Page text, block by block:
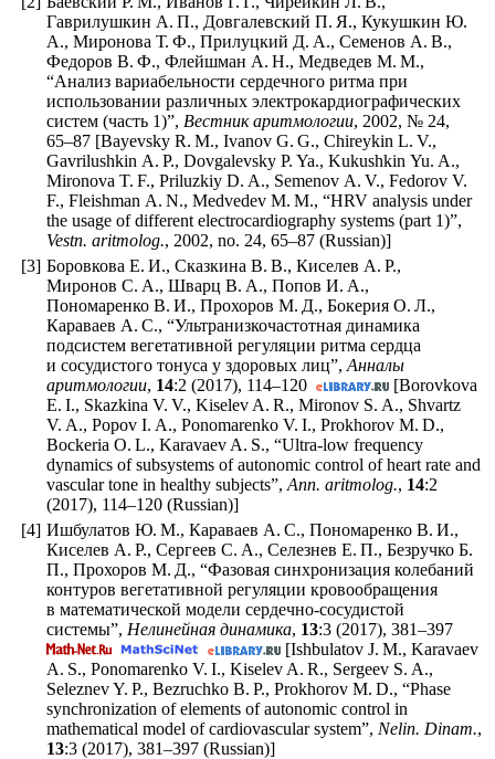
Гаврилушкин А. П., Довгалевский П. Я., Кукушкин Ю.
А., Миронова Т. Ф., Прилуцкий Д. А., Семенов А. В.,
Федоров В. Ф., Флейшман А. Н., Медведев М. М.,
“Анализ вариабельности сердечного ритма при
использовании различных электрокардиографических
систем (часть 1)”, Вестник аритмологии, 2002, № 24,
65–87 [Bayevsky R. M., Ivanov G. G., Chireykin L. V.,
Gavrilushkin A. P., Dovgalevsky P. Ya., Kukushkin Yu. A.,
Mironova T. F., Priluzkiy D. A., Semenov A. V., Fedorov V.
F., Fleishman A. N., Medvedev M. M., “HRV analysis under
the usage of different electrocardiography systems (part 1)”,
Vestn. aritmolog., 2002, no. 24, 65–87 (Russian)]
[3] Боровкова Е. И., Сказкина В. В., Киселев А. Р.,
Миронов С. А., Шварц В. А., Попов И. А.,
Пономаренко В. И., Прохоров М. Д., Бокерия О. Л.,
Караваев А. С., “Ультранизкочастотная динамика
подсистем вегетативной регуляции ритма сердца
и сосудистого тонуса у здоровых лиц”, Анналы
аритмологии, 14:2 (2017), 114–120
[Borovkova
E. I., Skazkina V. V., Kiselev A. R., Mironov S. A., Shvartz
V. A., Popov I. A., Ponomarenko V. I., Prokhorov M. D.,
Bockeria O. L., Karavaev A. S., “Ultra-low frequency
dynamics of subsystems of autonomic control of heart rate and
vascular tone in healthy subjects”, Ann. aritmolog., 14:2
(2017), 114–120 (Russian)]
[4] Ишбулатов Ю. М., Караваев А. С., Пономаренко В. И.,
Киселев А. Р., Сергеев С. А., Селезнев Е. П., Безручко Б.
П., Прохоров М. Д., “Фазовая синхронизация колебаний
контуров вегетативной регуляции кровообращения
в математической модели сердечно-сосудистой
системы”, Нелинейная динамика, 13:3 (2017), 381–397
[Ishbulatov J. M., Karavaev
A. S., Ponomarenko V. I., Kiselev A. R., Sergeev S. A.,
Seleznev Y. P., Bezruchko B. P., Prokhorov M. D., “Phase
synchronization of elements of autonomic control in
mathematical model of cardiovascular system”, Nelin. Dinam.,
13:3 (2017), 381–397 (Russian)]